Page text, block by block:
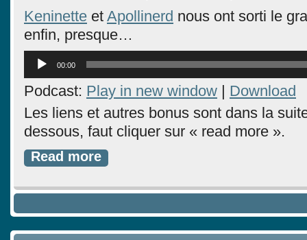
Keninette et Apollinerd nous ont sorti le
enfin, presque…
Lecteur
audio
00:00
Podcast: Play in new window | Download
Les liens et autres bonus sont dans la
dessous, faut cliquer sur « read more ».
Read more